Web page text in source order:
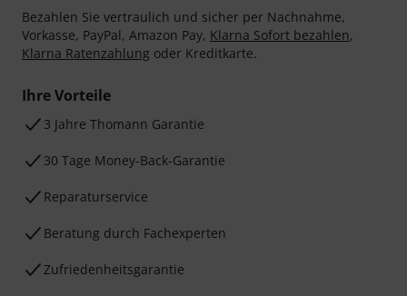
Bezahlen Sie vertraulich und sicher per Nachnahme,
Vorkasse, PayPal, Amazon Pay, Klarna Sofort bezahlen,
Klarna Ratenzahlung oder Kreditkarte.
Ihre Vorteile
3 Jahre Thomann Garantie
30 Tage Money-Back-Garantie
Reparaturservice
Beratung durch Fachexperten
Zufriedenheitsgarantie